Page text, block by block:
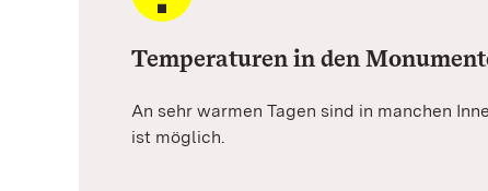
Temperaturen in den
An sehr warmen Tagen sind in manchen
ist möglich.